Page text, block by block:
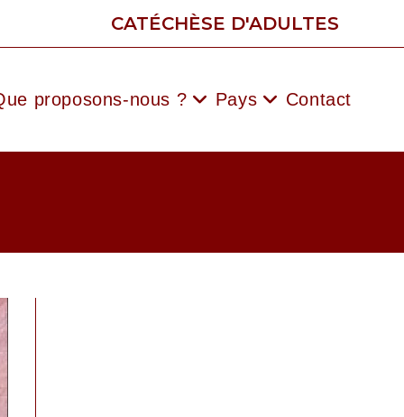
CATÉCHÈSE D'ADULTES
proposons-nous ? Pays Contact